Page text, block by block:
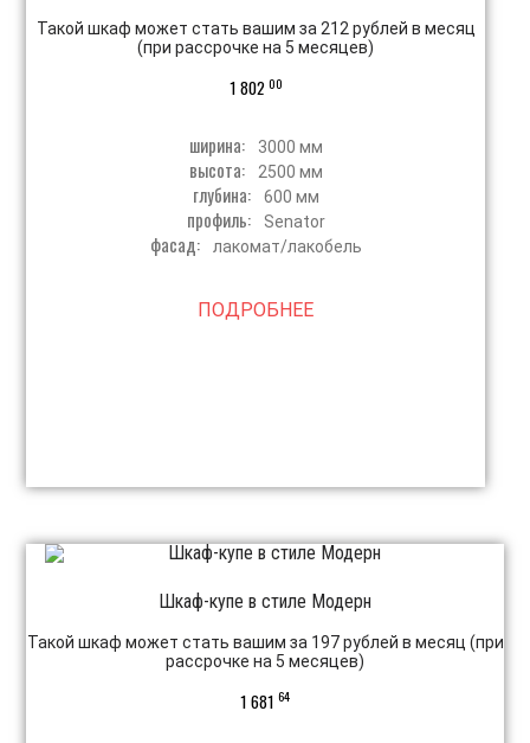
Такой шкаф может стать вашим за 212 рублей в месяц
(при рассрочке на 5 месяцев)
1 802 00
ширина: 3000 мм
высота: 2500 мм
глубина: 600 мм
профиль: Senator
фасад: лакомат/лакобель
ПОДРОБНЕЕ
Шкаф-купе в стиле Модерн
Такой шкаф может стать вашим за 197 рублей в месяц (при
рассрочке на 5 месяцев)
1 681 64